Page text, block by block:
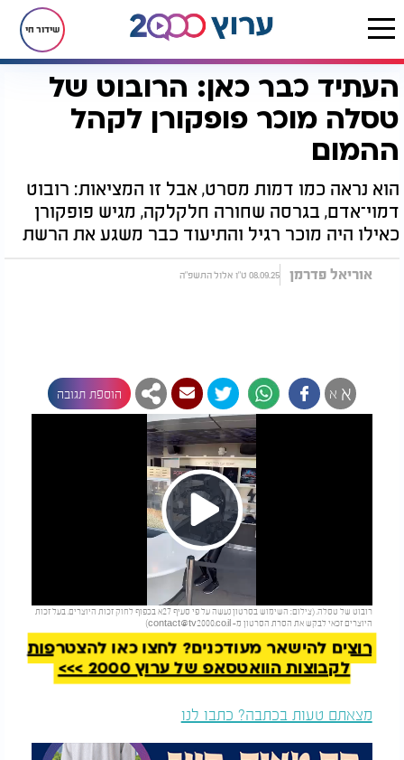
שידור חי
דף הבית רץ בוואטסאפ העתיד כבר כאן: הרובוט של טסלה מוכר פופקורן לקהל ההמום
העתיד כבר כאן: הרובוט של
טסלה מוכר פופקורן לקהל
ההמום
הוא נראה כמו דמות מסרט, אבל זו המציאות: רובוט
דמוי־אדם, בגרסה שחורה חלקלקה, מגיש פופקורן
כאילו היה מוכר רגיל והתיעוד כבר משגע את הרשת
אוריאל פדרמן 08.09.25 ט"ו אלול התשפ"ה
א א הוספת תגובה
Play
Video
רובוט של טסלה. (צילום: השימוש בסרטון נעשה על פי סעיף 27א בכפוף לחוק זכות היוצרים. בעל זכות
היוצרים זכאי לבקש את הסרת הסרטון מ- contact@tv2000.co.il
)
להמשך קריאה
רוצים להישאר מעודכנים? לחצו כאן להצטרפות
לקבוצות הוואטסאפ של ערוץ 2000 >>>
מצאתם טעות בכתבה? כתבו לנו